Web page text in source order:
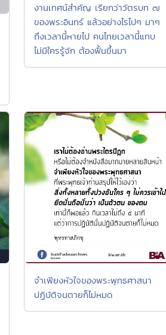
งานเทศน์สำคัญ เรียกว่าวัตรบท ๗
ของพระอินทร์ แล้วอย่างไรไปๆ มาๆ
ถึงเวลานี้หายไป คนไทยเวลานี้แทบ
ไม่มีใครรู้จัก ต้องฟื้นขึ้นมา
จำเพียงหัวใจของพระพุทธศาสนา
ปฏิบัติจนตายก็ไม่หมด